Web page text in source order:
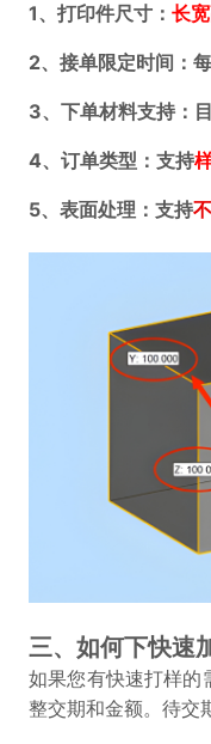
1、打印件尺寸： 长
2、接单限定时间：
3、下单材料支持：
4、订单类型：支持
5、表面处理：支持
三、如何下快速
如果您有快速打样的
整交期和金额。待交